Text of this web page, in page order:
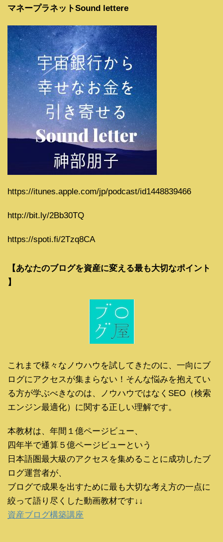
マネープラネットSound lettere
https://itunes.apple.com/jp/podcast/id1448839466
http://bit.ly/2Bb30TQ
https://spoti.fi/2Tzq8CA
【あなたのブログを資産に変える最も大切なポイント
】
これまで様々なノウハウを試してきたのに、一向にブ
ログにアクセスが集まらない！そんな悩みを抱えてい
る方が学ぶべきなのは、ノウハウではなくSEO（検索
エンジン最適化）に関する正しい理解です。
本教材は、年間１億ページビュー、
四年半で通算５億ページビューという
日本語圏最大級のアクセスを集めることに成功したブ
ログ運営者が、
ブログで成果を出すために最も大切な考え方の一点に
絞って語り尽くした動画教材です↓↓
資産ブログ構築講座